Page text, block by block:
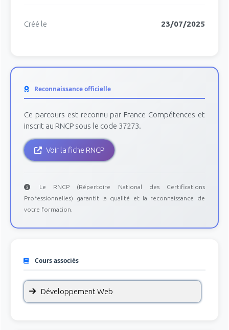
Créé le 23/07/2025
Reconnaissance officielle
Ce parcours est reconnu par France Compétences et
inscrit au RNCP sous le code 37273.
Voir la fiche RNCP
Le RNCP (Répertoire National des Certifications
Professionnelles) garantit la qualité et la reconnaissance de
votre formation.
Cours associés
Développement Web